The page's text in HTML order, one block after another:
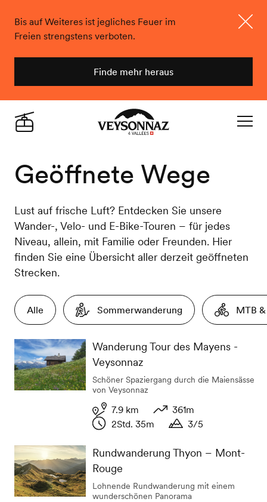
Bis auf Weiteres ist jegliches Feuer im
Freien strengstens verboten.
Finde mehr heraus
Geöffnete Wege
Lust auf frische Luft? Entdecken Sie unsere
Wander-, Velo- und E-Bike-Touren – für jedes
Niveau, allein, mit Familie oder Freunden. Hier
finden Sie eine Übersicht aller derzeit geöffneten
Strecken.
Alle Sommerwanderung MTB
Wanderung Tour des Mayens -
Veysonnaz
Schöner Spaziergang durch die Maiensässe
von Veysonnaz
Distanz
7.9 km
Höhenunterschied
361m
2Std. 35m
3/5
Rundwanderung Thyon – Mont-
Rouge
Lohnende Rundwanderung mit einem
wunderschönen Panorama